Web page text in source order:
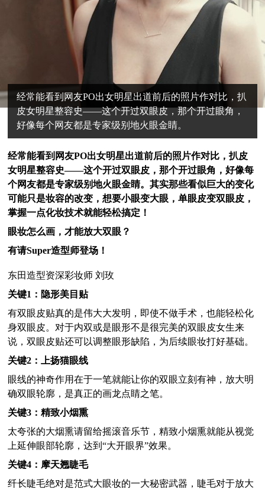
经常能看到网友PO出女明星出道前后的照片作对比，扒
皮女明星整容史——这个开过双眼皮，那个开过眼角，
好像每个网友都是专家级别地火眼金睛。
经常能看到网友PO出女明星出道前后的照片作对比，扒皮
女明星整容史——这个开过双眼皮，那个开过眼角，好像每
个网友都是专家级别地火眼金睛。其实那些看似巨大的变化
可能只是妆容的改变，想要小眼变大眼，单眼皮变双眼皮，
掌握一点化妆技术就能轻松搞定！
眼妆怎么画，才能放大双眼？
有请Super造型师登场！
东田造型资深彩妆师 刘玫
关键1：隐形美目贴
有双眼皮贴真的是伟大大发明，即使不做手术，也能轻松化
身双眼皮。对于内双或是眼形不是很完美的双眼皮女生来
说，双眼皮贴还可以调整眼形缺陷，为后续眼妆打好基础。
关键2：上扬猫眼线
眼线的神奇作用在于一笔就能让你的双眼立刻有神，放大明
确双眼轮廓，是真正的画龙点睛之笔。
关键3：精致小烟熏
太夸张的大烟熏请留给摇滚音乐节，精致小烟熏就能从视觉
上延伸眼部轮廓，达到“大开眼界”效果。
关键4：摩天翘睫毛
纤长睫毛绝对是范式大眼妆的一大秘密武器，睫毛对于放大